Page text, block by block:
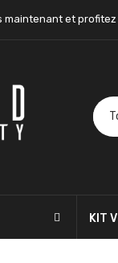
et
KIT